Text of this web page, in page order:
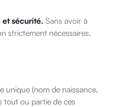
sécurité. Sans avoir à
strictement nécessaires.
unique (nom de naissance,
tout ou partie de ces